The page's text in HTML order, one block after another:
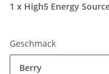
1 x High5 Energy
Geschmack
Berry